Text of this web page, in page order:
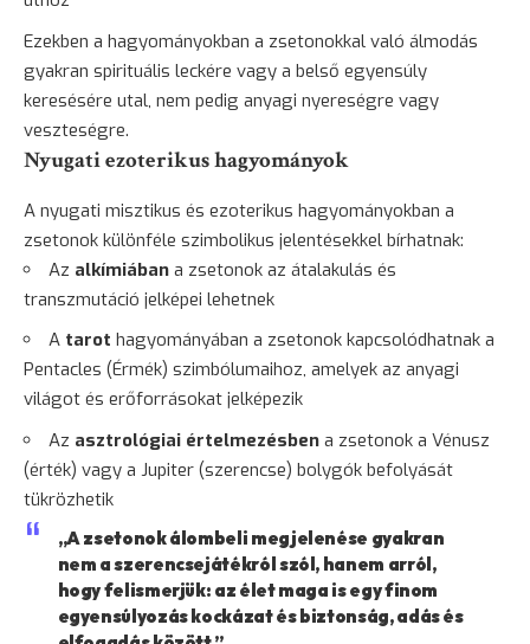
Ezekben a hagyományokban a zsetonokkal való álmodás
gyakran spirituális leckére vagy a belső egyensúly
keresésére utal, nem pedig anyagi nyereségre vagy
veszteségre.
Nyugati ezoterikus hagyományok
A nyugati misztikus és ezoterikus hagyományokban a
zsetonok különféle szimbolikus jelentésekkel bírhatnak:
Az alkímiában a zsetonok az átalakulás és
transzmutáció jelképei lehetnek
A tarot hagyományában a zsetonok kapcsolódhatnak a
Pentacles (Érmék) szimbólumaihoz, amelyek az anyagi
világot és erőforrásokat jelképezik
Az asztrológiai értelmezésben a zsetonok a Vénusz
(érték) vagy a Jupiter (szerencse) bolygók befolyását
tükrözhetik
„A zsetonok álombeli megjelenése gyakran
nem a szerencsejátékról szól, hanem arról,
hogy felismerjük: az élet maga is egy finom
egyensúlyozás kockázat és biztonság, adás és